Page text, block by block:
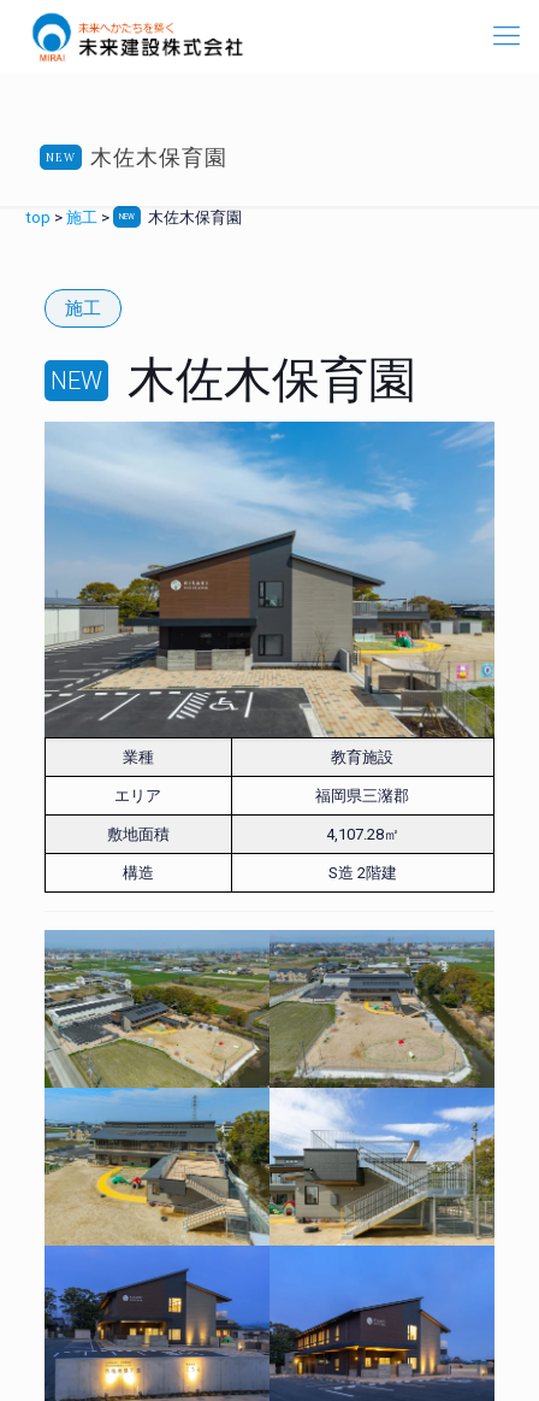
NEW 木佐木保育園
top >施工 > NEW 木佐木保育園
施工
NEW 木佐木保育園
業種 教育施設
エリア 福岡県三潴郡
敷地面積 4,107.28㎡
構造 S造 2階建